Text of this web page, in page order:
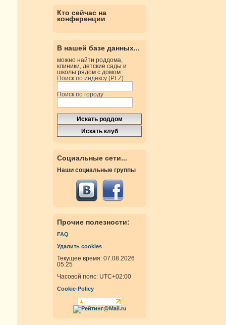
Кто сейчас на
конференции
В нашей базе данных...
можно найти роддома,
клиники, детские сады и
школы рядом с домом
Поиск по индексу (PLZ):
Поиск по городу
Социальные сети...
Наши социальные группы
Прочие полезности:
FAQ
Удалить cookies
Текущее время: 07.08.2026
05:25
Часовой пояс: UTC+02:00
Cookie-Policy